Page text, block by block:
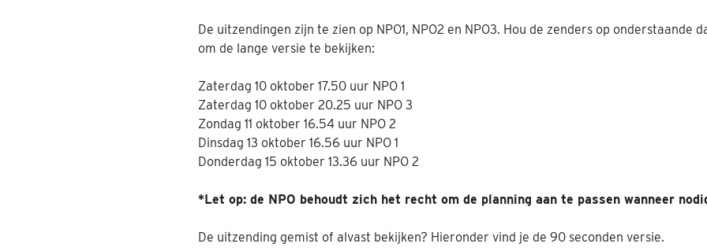
De uitzendingen zijn te zien op NPO1, NPO2 en NPO3. Hou de zenders op onderstaande
om de lange versie te bekijken:
Zaterdag 10 oktober 17.50 uur NPO 1
Zaterdag 10 oktober 20.25 uur NPO 3
Zondag 11 oktober 16.54 uur NPO 2
Dinsdag 13 oktober 16.56 uur NPO 1
Donderdag 15 oktober 13.36 uur NPO 2
*Let op: de NPO behoudt zich het recht om de planning aan te passen wanneer
De uitzending gemist of alvast bekijken? Hieronder vind je de 90 seconden versie.